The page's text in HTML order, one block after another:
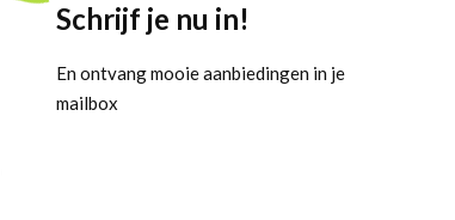
Schrijf je nu in!
En ontvang mooie aanbiedingen in je
mailbox